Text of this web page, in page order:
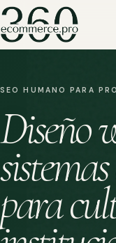
SEO HUMANO PARA
Diseño
para